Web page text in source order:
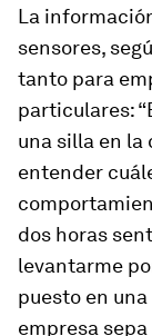
La
sensores,
tanto para
particulares:
una silla en la
entender
dos horas
levantarme
puesto en
empresa